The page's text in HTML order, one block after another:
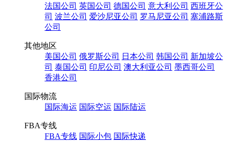
法国公司 英国公司 德国公司 意大利公司 西班牙公
司 波兰公司 爱沙尼亚公司 罗马尼亚公司 塞浦路斯
公司
其他地区
美国公司 俄罗斯公司 日本公司 韩国公司 新加坡公
司 泰国公司 印尼公司 澳大利亚公司 墨西哥公司
香港公司
国际物流
国际海运 国际空运 国际陆运
FBA专线
FBA专线 国际小包 国际快递